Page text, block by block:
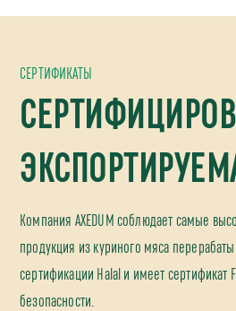
СЕРТИФИКАТЫ
Компания AXEDUM соблюдает самые
продукция из куриного мяса
сертификации Halal и имеет
безопасности.